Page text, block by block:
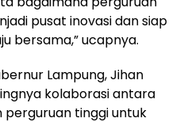
pusat inovasi dan siap
bersama,” ucapnya.
Lampung, Jihan
kolaborasi antara
tinggi untuk